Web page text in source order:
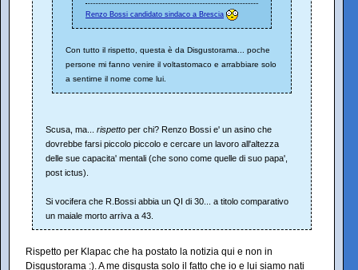
Renzo Bossi candidato sindaco a Brescia
Con tutto il rispetto, questa è da Disgustorama... poche
persone mi fanno venire il voltastomaco e arrabbiare solo
a sentirne il nome come lui.
Scusa, ma... rispetto per chi? Renzo Bossi e' un asino che
dovrebbe farsi piccolo piccolo e cercare un lavoro all'altezza
delle sue capacita' mentali (che sono come quelle di suo papa',
post ictus).
Si vocifera che R.Bossi abbia un QI di 30... a titolo comparativo
un maiale morto arriva a 43.
Rispetto per Klapac che ha postato la notizia qui e non in
Disgustorama :). A me disgusta solo il fatto che io e lui siamo nati